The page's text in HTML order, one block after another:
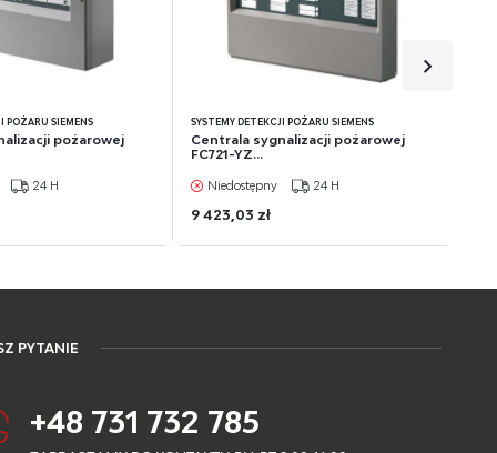
POŻARU SIEMENS
pożarowej
24 H
SYSTEMY DETEKCJI POŻARU SIEMENS
Centrala sygnalizacji pożarowej
FC721-YZ...
Niedostępny 24 H
9 423,03 zł
PYTANIE
+48 731 732 785